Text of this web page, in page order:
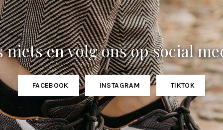
niets en volg ons op social
FACEBOOK INSTAGRAM TIKTOK